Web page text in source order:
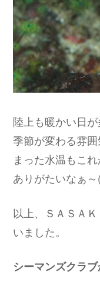
陸上も暖かい日
季節が変わる雰
まった水温もこ
ありがたいなぁ～
以上、ＳＡＳＡ
いました。
シーマンズクラ